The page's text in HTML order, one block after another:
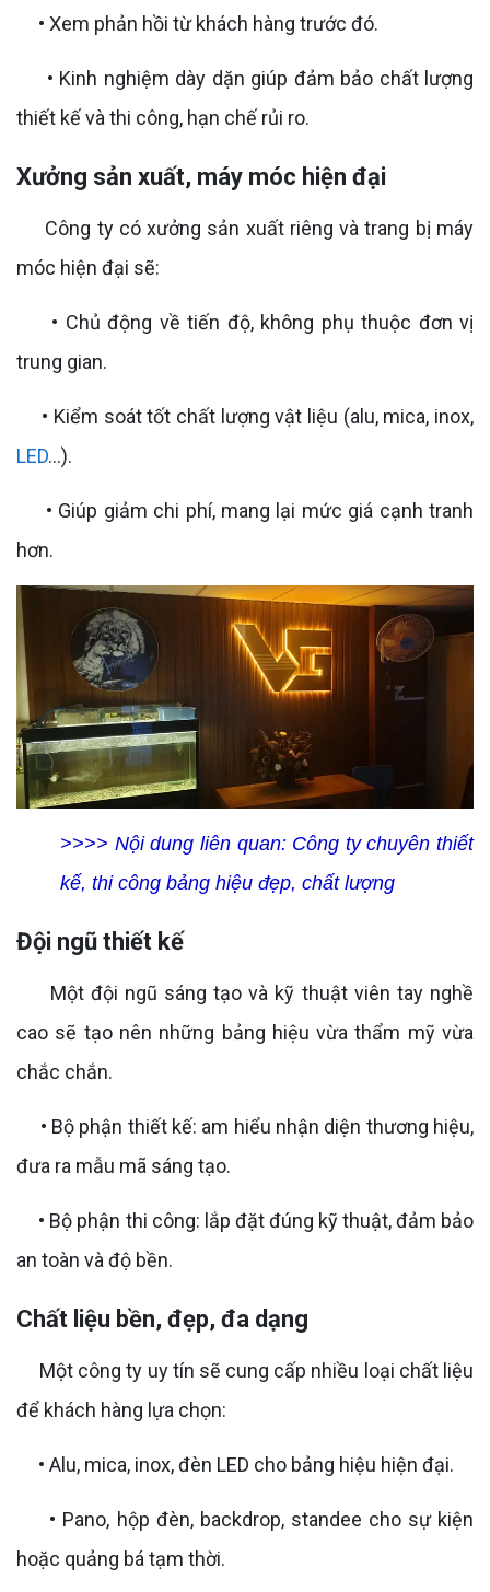
• Xem phản hồi từ khách hàng trước đó.
• Kinh nghiệm dày dặn giúp đảm bảo chất lượng
thiết kế và thi công, hạn chế rủi ro.
Xưởng sản xuất, máy móc hiện đại
Công ty có xưởng sản xuất riêng và trang bị máy
móc hiện đại sẽ:
• Chủ động về tiến độ, không phụ thuộc đơn vị
trung gian.
• Kiểm soát tốt chất lượng vật liệu (alu, mica, inox,
LED...).
• Giúp giảm chi phí, mang lại mức giá cạnh tranh
hơn.
>>>> Nội dung liên quan: Công ty chuyên thiết
kế, thi công bảng hiệu đẹp, chất lượng
Đội ngũ thiết kế
Một đội ngũ sáng tạo và kỹ thuật viên tay nghề
cao sẽ tạo nên những bảng hiệu vừa thẩm mỹ vừa
chắc chắn.
• Bộ phận thiết kế: am hiểu nhận diện thương hiệu,
đưa ra mẫu mã sáng tạo.
• Bộ phận thi công: lắp đặt đúng kỹ thuật, đảm bảo
an toàn và độ bền.
Chất liệu bền, đẹp, đa dạng
Một công ty uy tín sẽ cung cấp nhiều loại chất liệu
để khách hàng lựa chọn:
• Alu, mica, inox, đèn LED cho bảng hiệu hiện đại.
• Pano, hộp đèn, backdrop, standee cho sự kiện
hoặc quảng bá tạm thời.